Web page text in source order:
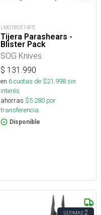
LMO180514FE
Tijera Parashears -
Blister Pack
SOG Knives
$ 131.990
en 6cuotas de $21.998sin
interés
ahorras $5.280 por
transferencia.
Disponible
ÚLTIMAS2